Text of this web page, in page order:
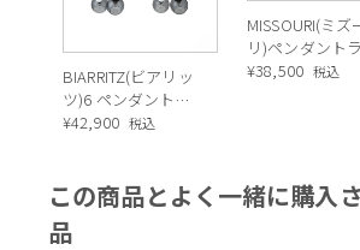
天井からペンダントランプのコードを伝っ
クリクリの目、がっちりした体格、ボリュ
毛の流れまで本物みたいな赤毛。ヨーロッ
ス）を想像させる風貌。
ていて可愛らしいリス。器用にロープをつ
たい。
BIARRITZ(ビアリッ
ツ)6 ペンダントラ
ンプ SILVER/GREY
¥42,900 税込
MISSOURI(ミズ
リ)ペンダント
ト GRY
¥38,500 税込
この商品とよく一緒に購入
品